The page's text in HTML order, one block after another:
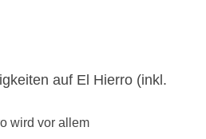
auf El Hierro (inkl.
wird vor allem